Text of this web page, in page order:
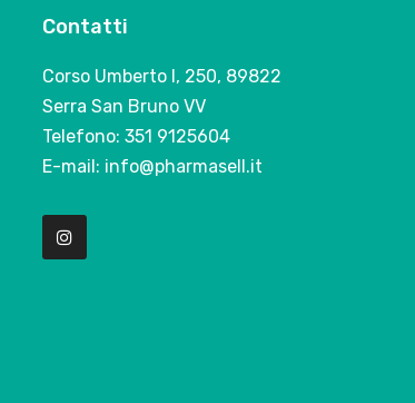
Contatti
Corso Umberto I, 250, 89822
Serra San Bruno VV
Telefono: 351 9125604
E-mail: info@pharmasell.it